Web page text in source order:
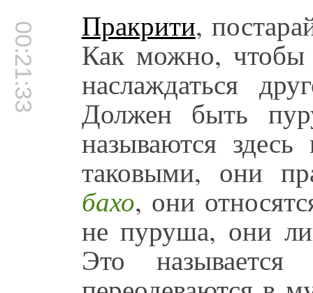
00:21:33 Пракрити,
Как можно,
наслаждаться
Должен быть
называются
таковыми, они
бахо, они
не пуруша, они
Это